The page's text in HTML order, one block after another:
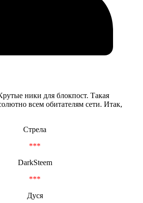
ники для блокпост. Такая
всем обитателям сети. Итак,
Стрела
***
DarkSteem
***
Дуся